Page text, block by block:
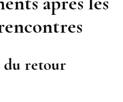
du retour